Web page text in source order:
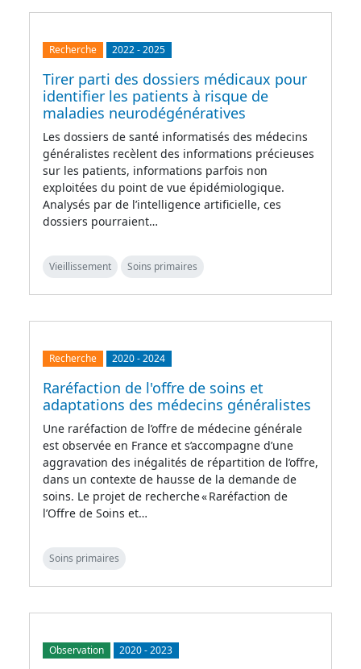
Recherche 2022-2025
Tirer parti des dossiers médicaux pour
identifier les patients à risque de
maladies neurodégénératives
Les dossiers de santé informatisés des médecins
généralistes recèlent des informations précieuses
sur les patients, informations parfois non
exploitées du point de vue épidémiologique.
Analysés par de l’intelligence artificielle, ces
dossiers pourraient…
Vieillissement Soins primaires
Recherche 2020-2024
Raréfaction de l'offre de soins et
adaptations des médecins généralistes
Une raréfaction de l’offre de médecine générale
est observée en France et s’accompagne d’une
aggravation des inégalités de répartition de l’offre,
dans un contexte de hausse de la demande de
soins. Le projet de recherche « Raréfaction de
l’Offre de Soins et…
Soins primaires
Observation 2020-2023